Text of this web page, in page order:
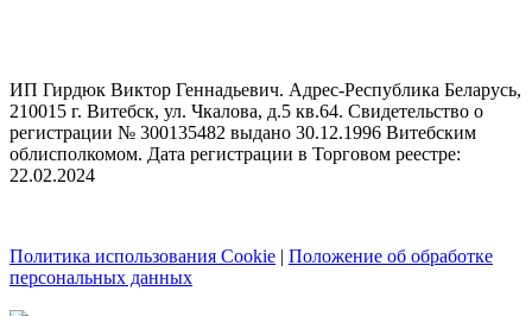
ИП Гирдюк Виктор Геннадьевич. Адрес-Республика Беларусь,
210015 г. Витебск, ул. Чкалова, д.5 кв.64. Свидетельство о
регистрации № 300135482 выдано 30.12.1996 Витебским
облисполкомом. Дата регистрации в Торговом реестре:
22.02.2024
Политика использования Cookie | Положение об обработке
персональных данных